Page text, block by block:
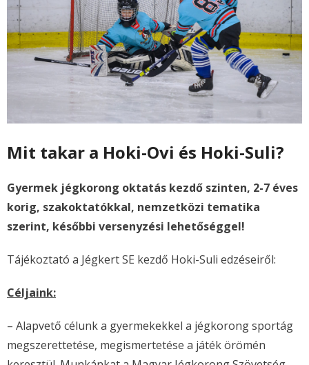
Mit takar a Hoki-Ovi és Hoki-Suli?
Gyermek jégkorong oktatás kezdő szinten, 2-7 éves
korig, szakoktatókkal, nemzetközi tematika
szerint, későbbi versenyzési lehetőséggel!
Tájékoztató a Jégkert SE kezdő Hoki-Suli edzéseiről:
Céljaink:
– Alapvető célunk a gyermekekkel a jégkorong sportág
megszerettetése, megismertetése a játék örömén